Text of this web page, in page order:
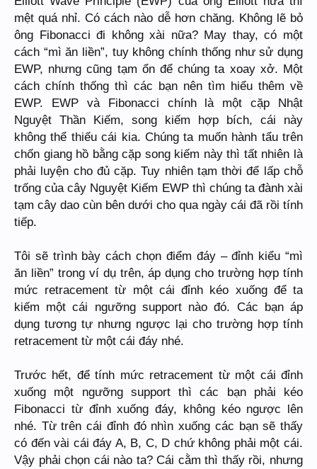
mệt quá nhỉ. Có cách nào dễ hơn chăng. Không lẽ bỏ
ông Fibonacci đi không xài nữa? May thay, có một
cách “mì ăn liền”, tuy không chính thống như sử dụng
EWP, nhưng cũng tạm ổn để chúng ta xoay xở. Một
cách chính thống thì các bạn nên tìm hiểu thêm về
EWP. EWP và Fibonacci chính là một cặp Nhật
Nguyệt Thần Kiếm, song kiếm hợp bích, cái này
không thể thiếu cái kia. Chúng ta muốn hành tẩu trên
chốn giang hồ bằng cặp song kiếm này thì tất nhiên là
phải luyện cho đủ cặp. Tuy nhiên tạm thời để lấp chỗ
trống của cây Nguyệt Kiếm EWP thì chúng ta đành xài
tạm cây dao cùn bên dưới cho qua ngày cái đã rồi tính
tiếp.
Tôi sẽ trình bày cách chọn điểm đáy – đỉnh kiểu “mì
ăn liền” trong ví dụ trên, áp dụng cho trường hợp tính
mức retracement từ một cái đỉnh kéo xuống để ta
kiếm một cái ngưỡng support nào đó. Các bạn áp
dụng tương tự nhưng ngược lại cho trường hợp tính
retracement từ một cái đáy nhé.
Trước hết, để tính mức retracement từ một cái đỉnh
xuống một ngưỡng support thì các bạn phải kéo
Fibonacci từ đỉnh xuống đáy, không kéo ngược lên
nhé. Từ trên cái đỉnh đó nhìn xuống các bạn sẽ thấy
có đến vài cái đáy A, B, C, D chứ không phải một cái.
Vậy phải chọn cái nào ta? Cái cằm thì thấy rồi, nhưng